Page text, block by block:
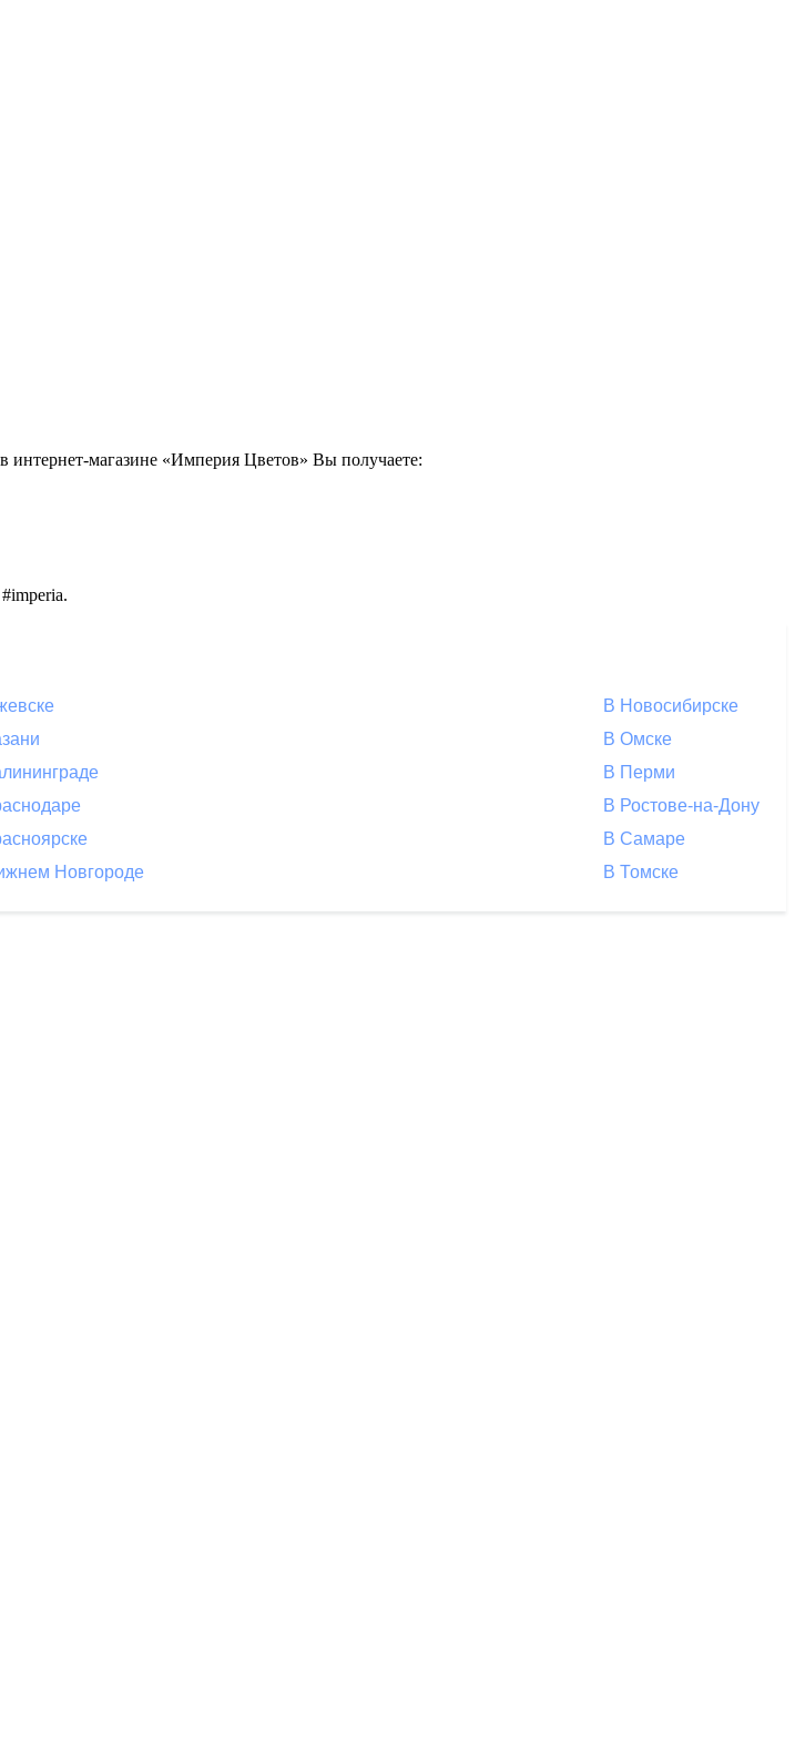
интернет-магазине «Империя Цветов» Вы получаете:
Новгороде
В Новосибирске
В Омске
В Перми
В Ростове-на-Дону
В Самаре
В Томске